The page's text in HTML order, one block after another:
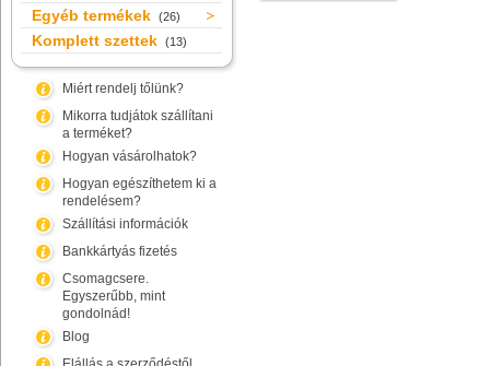
Egyéb termékek (26)
Komplett szettek (13)
Miért rendelj tőlünk?
Mikorra tudjátok szállítani
a terméket?
Hogyan vásárolhatok?
Hogyan egészíthetem ki a
rendelésem?
Szállítási információk
Bankkártyás fizetés
Csomagcsere.
Egyszerűbb, mint
gondolnád!
Blog